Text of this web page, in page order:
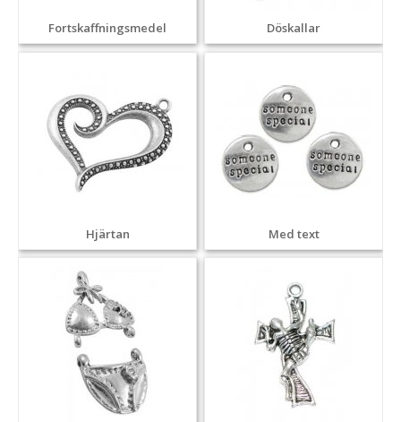
Fortskaffningsmedel Döskallar
Hjärtan Med text